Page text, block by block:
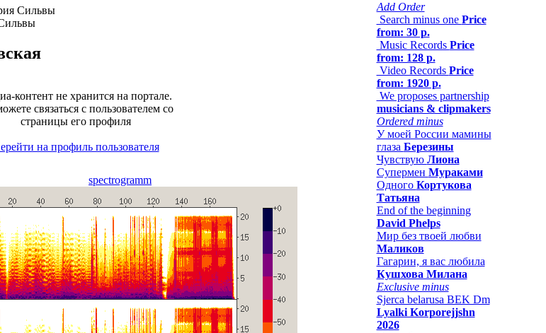
Сильвы
контент не хранится на портале.
связаться с пользователем со
страницы его профиля
на профиль пользователя
spectrogramm
Add Order
Search minus one Price
from: 30 р.
Music Records Price
from: 128 р.
Video Records Price
from: 1920 р.
We proposes partnership
musicians & clipmakers
Ordered minus
У моей России мамины
глаза Березины
Чувствую Лиона
Супермен Мураками
Одного Кортукова
Татьяна
End of the beginning
David Phelps
Мир без твоей любви
Маликов
Гагарин, я вас любила
Кушхова Милана
Exclusive minus
Sjerca belarusa BEK Dm
Lyalki Korporejjshn
2026